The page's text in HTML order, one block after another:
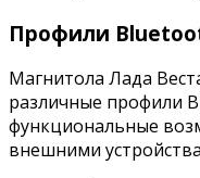
Профили
Магнитола Лада
различные профили
функциональные
внешними